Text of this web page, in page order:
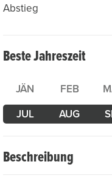
Abstieg
Beste Jahreszeit
JÄN FEB
JUL
AUG
Beschreibung